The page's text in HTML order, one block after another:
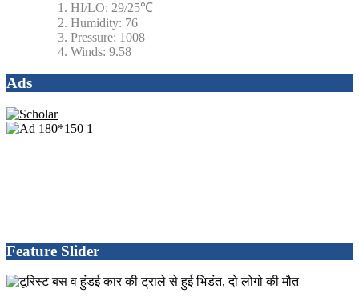
HI/LO: 29/25℃
Humidity: 76
Pressure: 1008
Winds: 9.58
Ads
Feature Slider